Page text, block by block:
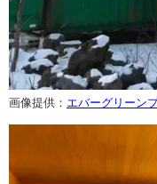
画像提供： エバーグリーン